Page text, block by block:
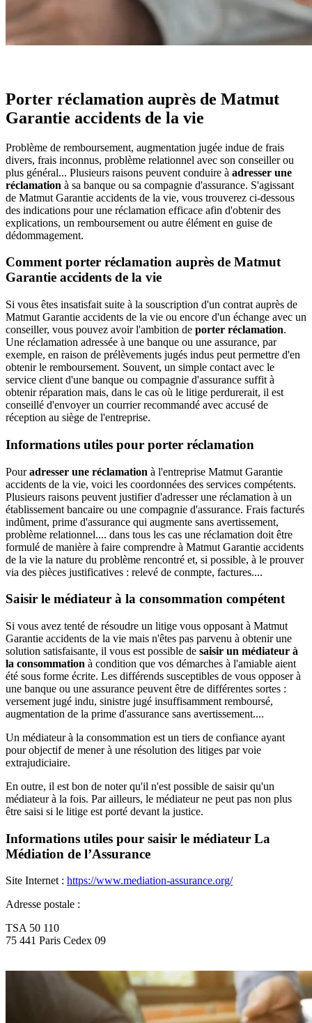
Porter réclamation auprès de Matmut
Garantie accidents de la vie
Problème de remboursement, augmentation jugée indue de frais
divers, frais inconnus, problème relationnel avec son conseiller ou
plus général... Plusieurs raisons peuvent conduire à adresser une
réclamation à sa banque ou sa compagnie d'assurance. S'agissant
de Matmut Garantie accidents de la vie, vous trouverez ci-dessous
des indications pour une réclamation efficace afin d'obtenir des
explications, un remboursement ou autre élément en guise de
dédommagement.
Comment porter réclamation auprès de Matmut
Garantie accidents de la vie
Si vous êtes insatisfait suite à la souscription d'un contrat auprès de
Matmut Garantie accidents de la vie ou encore d'un échange avec un
conseiller, vous pouvez avoir l'ambition de porter réclamation.
Une réclamation adressée à une banque ou une assurance, par
exemple, en raison de prélèvements jugés indus peut permettre d'en
obtenir le remboursement. Souvent, un simple contact avec le
service client d'une banque ou compagnie d'assurance suffit à
obtenir réparation mais, dans le cas où le litige perdurerait, il est
conseillé d'envoyer un courrier recommandé avec accusé de
réception au siège de l'entreprise.
Informations utiles pour porter réclamation
Pouradresser une réclamation à l'entreprise Matmut Garantie
accidents de la vie, voici les coordonnées des services compétents.
Plusieurs raisons peuvent justifier d'adresser une réclamation à un
établissement bancaire ou une compagnie d'assurance. Frais facturés
indûment, prime d'assurance qui augmente sans avertissement,
problème relationnel.... dans tous les cas une réclamation doit être
formulé de manière à faire comprendre à Matmut Garantie accidents
de la vie la nature du problème rencontré et, si possible, à le prouver
via des pièces justificatives : relevé de conmpte, factures....
Saisir le médiateur à la consommation compétent
Si vous avez tenté de résoudre un litige vous opposant à Matmut
Garantie accidents de la vie mais n'êtes pas parvenu à obtenir une
solution satisfaisante, il vous est possible de saisir un médiateur à
la consommation à condition que vos démarches à l'amiable aient
été sous forme écrite. Les différends susceptibles de vous opposer à
une banque ou une assurance peuvent être de différentes sortes :
versement jugé indu, sinistre jugé insuffisamment remboursé,
augmentation de la prime d'assurance sans avertissement....
Un médiateur à la consommation est un tiers de confiance ayant
pour objectif de mener à une résolution des litiges par voie
extrajudiciaire.
En outre, il est bon de noter qu'il n'est possible de saisir qu'un
médiateur à la fois. Par ailleurs, le médiateur ne peut pas non plus
être saisi si le litige est porté devant la justice.
Informations utiles pour saisir le médiateur La
Médiation de l’Assurance
Site Internet : https://www.mediation-assurance.org/
Adresse postale :
TSA 50 110
75 441 Paris Cedex 09